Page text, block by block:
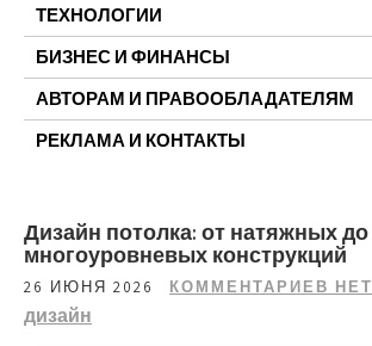
ТЕХНОЛОГИИ
БИЗНЕС И ФИНАНСЫ
АВТОРАМ И ПРАВООБЛАДАТЕЛЯМ
РЕКЛАМА И КОНТАКТЫ
Дизайн потолка: от натяжных до
многоуровневых конструкций
26 ИЮНЯ 2026 КОММЕНТАРИЕВ НЕТ
дизайн